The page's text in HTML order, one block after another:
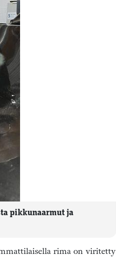
pikkunaarmut ja
rima on viritetty